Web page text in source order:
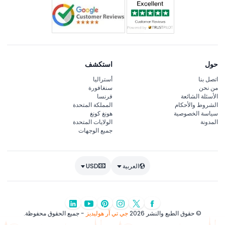
حول
اتصل بنا
من نحن
الأسئلة الشائعة
الشروط والأحكام
سياسة الخصوصية
المدونة
استكشف
أستراليا
سنغافورة
فرنسا
المملكة المتحدة
هونغ كونغ
الولايات المتحدة
جميع الوجهات
العربية USD
© حقوق الطبع والنشر 2026 جي تي آر هوليديز - جميع الحقوق محفوظة.